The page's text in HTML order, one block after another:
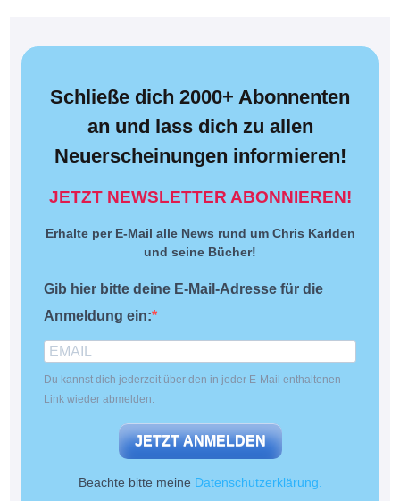
Schließe dich 2000+ Abonnenten
an und lass dich zu allen
Neuerscheinungen informieren!
JETZT NEWSLETTER ABONNIEREN!
Erhalte per E-Mail alle News rund um Chris Karlden
und seine Bücher!
Gib hier bitte deine E-Mail-Adresse für die
Anmeldung ein:
Du kannst dich jederzeit über den in jeder E-Mail enthaltenen
Link wieder abmelden.
JETZT ANMELDEN
Beachte bitte meine Datenschutzerklärung.